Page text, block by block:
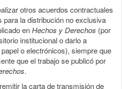
otros acuerdos contractuales
para la distribución no exclusiva
enHechos y Derechos (por
institucional o darlo a
o electrónicos), siempre que
que el trabajo se publicó por
.
la carta de transmisión de